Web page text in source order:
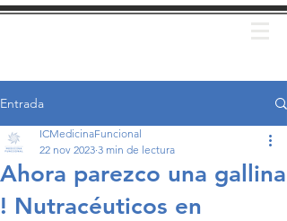
Entrada
Ahora parezco una gallina
! Nutracéuticos en
ICMedicinaFuncional
22 nov 2023 3 min de lectura